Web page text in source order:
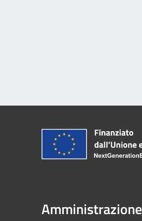
Amministrazione